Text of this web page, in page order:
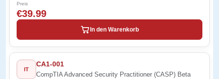
Preis
€39.99
In den Warenkorb
IT
CA1-001
CompTIA Advanced Security Practitioner (CASP) Beta